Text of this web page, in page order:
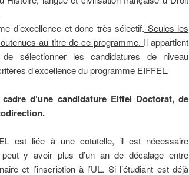
d’excellence et donc très sélectif. Seules les
au titre de ce programme. Il appartient
sélectionner les candidatures de niveau
d’excellence du programme EIFFEL.
d’une candidature Eiffel Doctorat, de
est liée à une cotutelle, il est nécessaire
y avoir plus d’un an de décalage entre
et l’inscription à l’UL. Si l’étudiant est déjà